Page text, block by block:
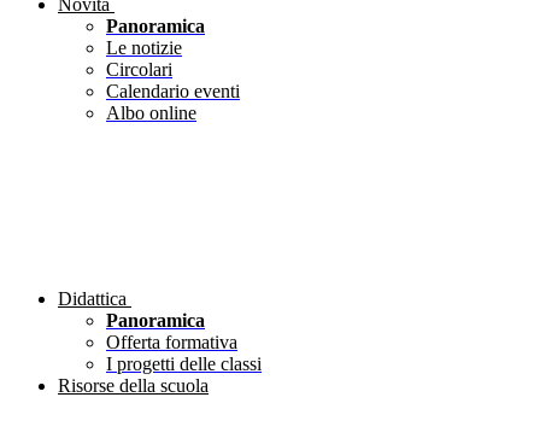
Novità
Panoramica
Le notizie
Circolari
Calendario eventi
Albo online
Didattica
Panoramica
Offerta formativa
I progetti delle classi
Risorse della scuola